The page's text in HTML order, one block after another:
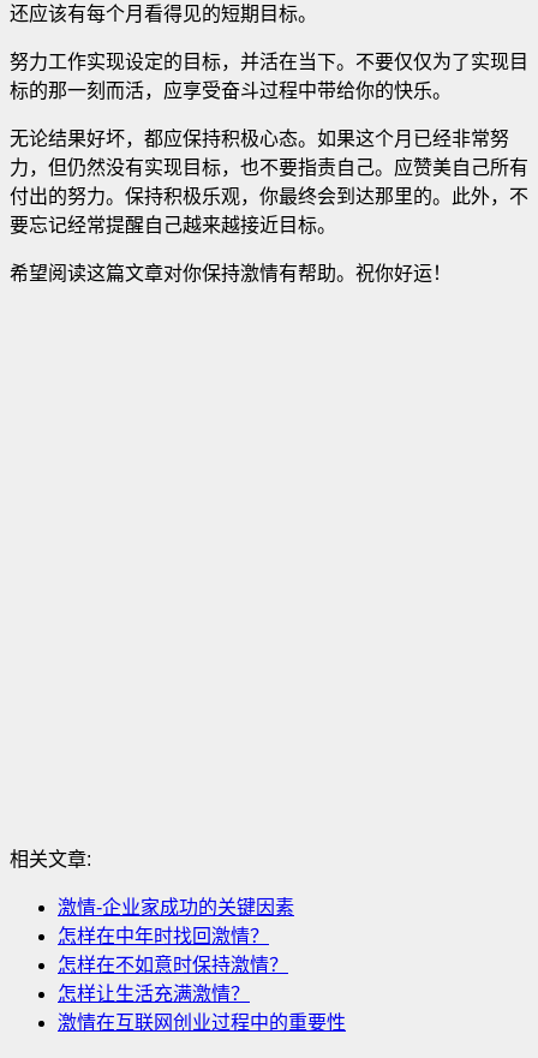
还应该有每个月看得见的短期目标。
努力工作实现设定的目标，并活在当下。不要仅仅为了实现目
标的那一刻而活，应享受奋斗过程中带给你的快乐。
无论结果好坏，都应保持积极心态。如果这个月已经非常努
力，但仍然没有实现目标，也不要指责自己。应赞美自己所有
付出的努力。保持积极乐观，你最终会到达那里的。此外，不
要忘记经常提醒自己越来越接近目标。
希望阅读这篇文章对你保持激情有帮助。祝你好运！
相关文章:
激情-企业家成功的关键因素
怎样在中年时找回激情？
怎样在不如意时保持激情？
怎样让生活充满激情？
激情在互联网创业过程中的重要性